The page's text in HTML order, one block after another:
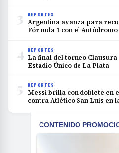
3 DEPORTES
Argentina avanza para
Fórmula 1 con el Autódromo
4 DEPORTES
La final del torneo Clausura
Estadio Único de La Plata
5 DEPORTES
Messi brilla con doblete en
contra Atlético San Luis en